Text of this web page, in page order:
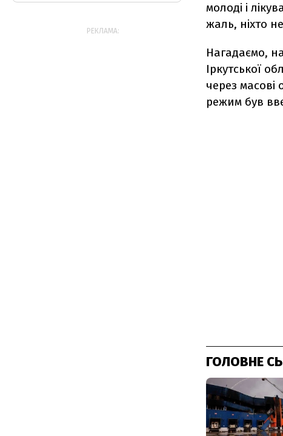
молоді і
жаль, ніхто
Нагадаємо,
Іркутської
через
режим був
ГОЛОВНЕ
РЕКЛАМА: